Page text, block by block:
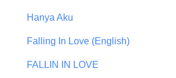
Hanya Aku
Falling In Love (English)
FALLIN IN LOVE